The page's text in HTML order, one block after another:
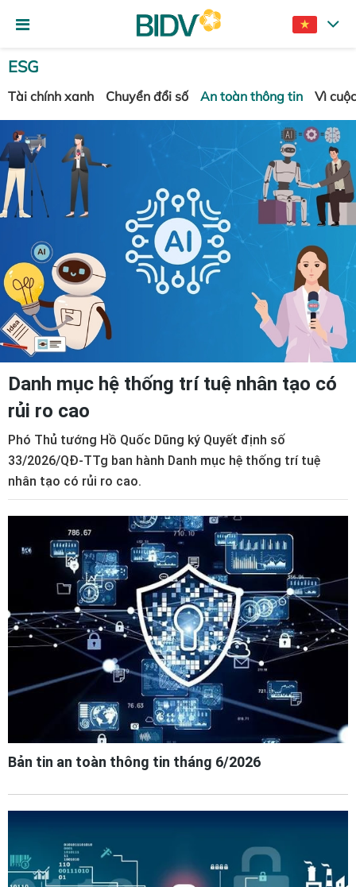
ESG
Tài chính xanh Chuyển đổi số An toàn thông tin Vì
Danh mục hệ thống trí tuệ nhân tạo có
rủi ro cao
Phó Thủ tướng Hồ Quốc Dũng ký Quyết định số
33/2026/QĐ-TTg ban hành Danh mục hệ thống trí tuệ
nhân tạo có rủi ro cao.
Bản tin an toàn thông tin tháng 6/2026